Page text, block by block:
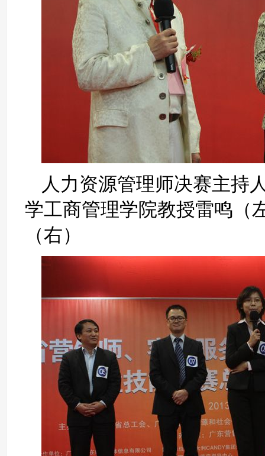
人力资源管理师决赛主持
学工商管理学院教授雷鸣（
（右）